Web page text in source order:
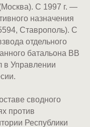
С 1997 г. —
назначения
Ставрополь). С
отдельного
батальона ВВ
в Управлении
сводного
против
Республики